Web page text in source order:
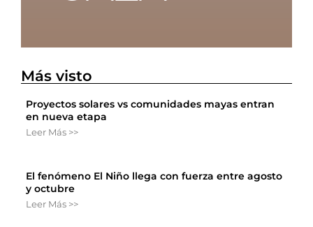
Más visto
Proyectos solares vs comunidades mayas entran
en nueva etapa
Leer Más >>
El fenómeno El Niño llega con fuerza entre agosto
y octubre
Leer Más >>